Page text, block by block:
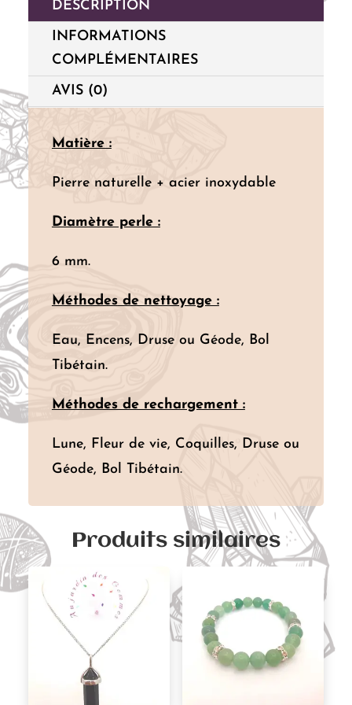
DESCRIPTION
INFORMATIONS
COMPLÉMENTAIRES
AVIS (0)
Matière :
Pierre naturelle + acier inoxydable
Diamètre perle :
6 mm.
Méthodesde nettoyage :
Eau, Encens, Druse ou Géode, Bol
Tibétain.
Méthodes de rechargement :
Lune, Fleur de vie, Coquilles, Druse ou
Géode, Bol Tibétain.
Produits similaires